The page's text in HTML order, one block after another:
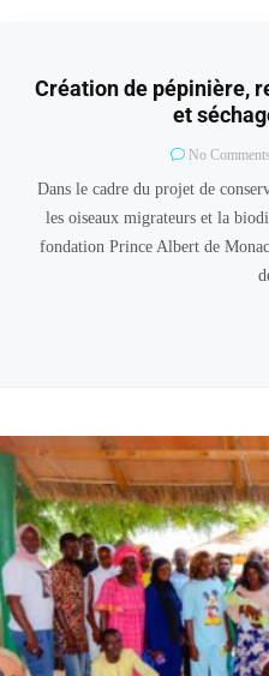
Création de pépinière,
et
No Comments
Dans le cadre du projet de
les oiseaux migrateurs et la
fondation Prince Albert de